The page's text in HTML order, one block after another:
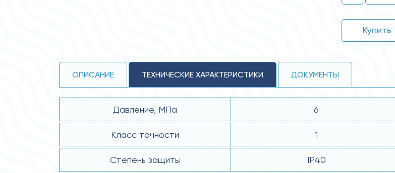
Купить
ОПИСАНИЕ ТЕХНИЧЕСКИЕ ХАРАКТЕРИСТИКИ ДОКУМЕНТЫ
Давление, MПa 6
Класс точности 1
Степень защиты IP40